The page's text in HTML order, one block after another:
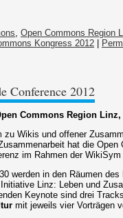
, Open Commons Region
Kongress 2012
Conference 2012
Commons Region
zu Wikis und offener
hat die
im Rahmen der WikiSym
werden in den Räumen
Linz: Leben und
Keynote sind drei
mit jeweils vier Vorträgen